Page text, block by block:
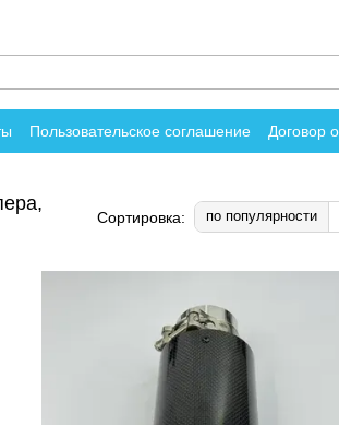
Пользовательское соглашение
Договор
Сортировка: по популярности